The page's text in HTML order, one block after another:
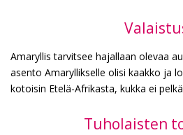
Amaryllis tarvitsee hajallaan olevaa
asento Amaryllikselle olisi kaakko ja
kotoisin Etelä-Afrikasta, kukka ei
Tuholaisten